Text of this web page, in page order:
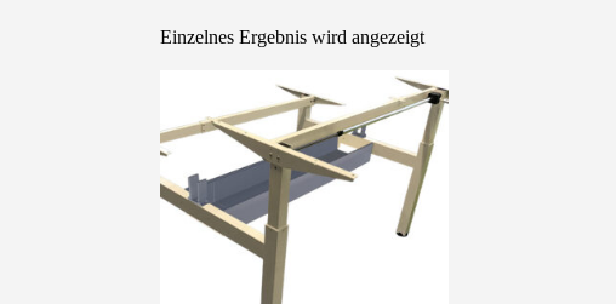
Einzelnes Ergebnis wird angezeigt